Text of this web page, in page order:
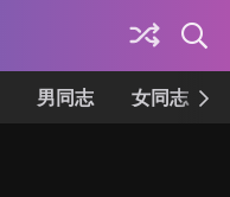
男同志 女同志